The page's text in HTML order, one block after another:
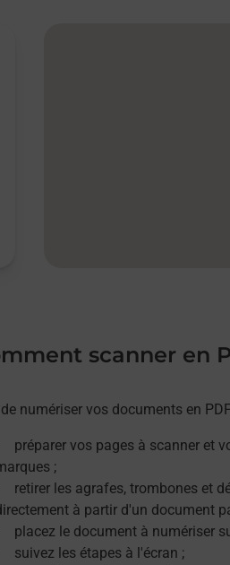
scanner en
numériser vos documents en
préparer vos pages à scanner et
;
retirer les agrafes, trombones et
à partir d'un document
placez le document à numériser
suivez les étapes à l'écran ;